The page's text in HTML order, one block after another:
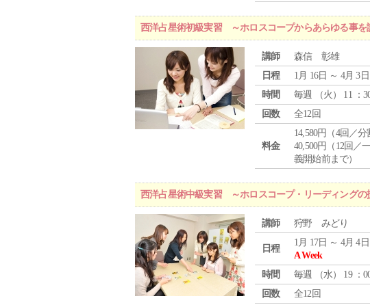
西洋占星術初級実習 ～ホロスコープからあらゆる事を
講師
森信 彰雄
日程
1月 16日 ～ 4月 3日
時間
毎週 （火 ） 11 ：
回数
全12回
料金
14,580円（4回／
40,500円（12回
義開始前まで）
西洋占星術中級実習 ～ホロスコープ・リーディングの
講師 狩野 みどり
日程
1月 17日 ～ 4月 4日
A Week
時間
毎週 （水） 19 ：
回数
全12回